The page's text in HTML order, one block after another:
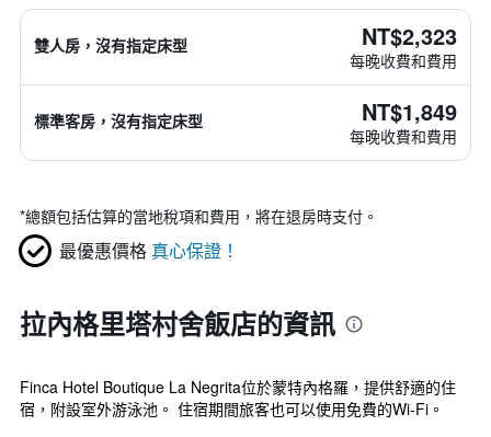
雙人房，沒有指定床型 NT$2,323
每晚收費和費用
標準客房，沒有指定床型 NT$1,849
每晚收費和費用
*總額包括估算的當地稅項和費用，將在退房時支付。
最優惠價格 真心保證！
拉內格里塔村舍飯店的資訊
Finca Hotel Boutique La Negrita位於蒙特內格羅，提供舒適的住
宿，附設室外游泳池。 住宿期間旅客也可以使用免費的Wi-Fi。